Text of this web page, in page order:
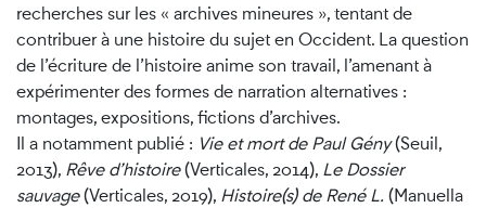
recherches sur les « archives mineures », tentant de
contribuer à une histoire du sujet en Occident. La question
de l’écriture de l’histoire anime son travail, l’amenant à
expérimenter des formes de narration alternatives :
montages, expositions, fictions d’archives.
Il a notamment publié : Vie et mort de Paul Gény(Seuil,
2013), Rêve d’histoire(Verticales, 2014), Le Dossier
sauvage(Verticales, 2019), Histoire(s) de René L. (Manuella